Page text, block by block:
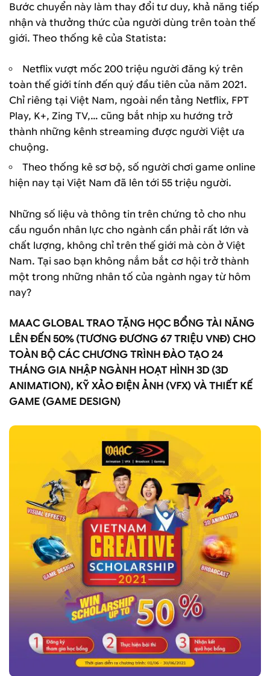
Bước chuyển này làm thay đổi tư duy, khả năng tiếp
nhận và thưởng thức của người dùng trên toàn thế
giới. Theo thống kê của Statista:
Netflix vượt mốc 200 triệu người đăng ký trên
toàn thế giới tính đến quý đầu tiên của năm 2021.
Chỉ riêng tại Việt Nam, ngoài nền tảng Netflix, FPT
Play, K+, Zing TV,… cũng bắt nhịp xu hướng trở
thành những kênh streaming được người Việt ưa
chuộng.
Theo thống kê sơ bộ, số người chơi game online
hiện nay tại Việt Nam đã lên tới 55 triệu người.
Những số liệu và thông tin trên chứng tỏ cho nhu
cầu nguồn nhân lực cho ngành cần phải rất lớn và
chất lượng, không chỉ trên thế giới mà còn ở Việt
Nam. Tại sao bạn không nắm bắt cơ hội trở thành
một trong những nhân tố của ngành ngay từ hôm
nay?
MAAC GLOBAL TRAO TẶNG HỌC BỔNG TÀI NĂNG
LÊN ĐẾN 50% (TƯƠNG ĐƯƠNG 67 TRIỆU VNĐ) CHO
TOÀN BỘ CÁC CHƯƠNG TRÌNH ĐÀO TẠO 24
THÁNG GIA NHẬP NGÀNH HOẠT HÌNH 3D (3D
ANIMATION), KỸ XẢO ĐIỆN ẢNH (VFX) VÀ THIẾT KẾ
GAME (GAME DESIGN)